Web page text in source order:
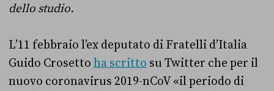
dello studio.
L’11 febbraio l’ex deputato di Fratelli d’Italia
Guido Crosetto ha scritto su Twitter che per il
nuovo coronavirus 2019-nCoV «il periodo di